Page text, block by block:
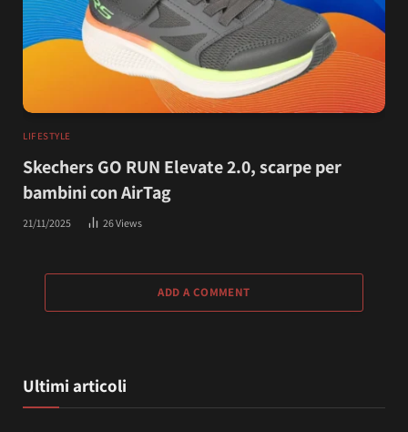
LIFESTYLE
Skechers GO RUN Elevate 2.0, scarpe per
bambini con AirTag
21/11/2025 26Views
ADD A COMMENT
Ultimi articoli